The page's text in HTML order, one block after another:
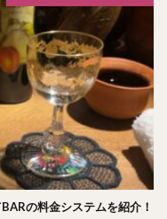
の料金システムを紹介！